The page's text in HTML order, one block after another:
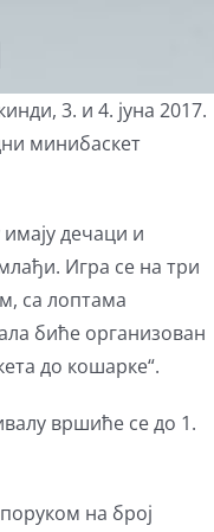
3. и 4. јуна 2017.
минибаскет
дечаци и
Игра се на три
са лоптама
биће организован
до кошарке“.
вршиће се до 1.
на број